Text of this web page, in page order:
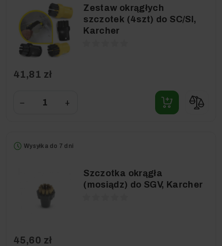
Zestaw okrągłych
szczotek (4szt) do SC/SI,
Karcher
41,81 zł
− +
Wysyłka do 7 dni
Szczotka okrągła
(mosiądz) do SGV, Karcher
45,60 zł